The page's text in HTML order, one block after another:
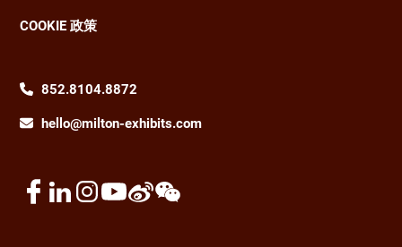
COOKIE 政策
852.8104.8872
hello@milton-exhibits.com